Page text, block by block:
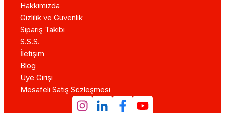
Hakkımızda
Gizlilik ve Güvenlik
Sipariş Takibi
S.S.S.
İletişim
Blog
Üye Girişi
Mesafeli Satış Sözleşmesi